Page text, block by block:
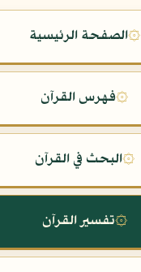
۞الصفحة الرئيسية
۞فهرس القرآن
۞البحث في القرآن
۞تفسير القرآن